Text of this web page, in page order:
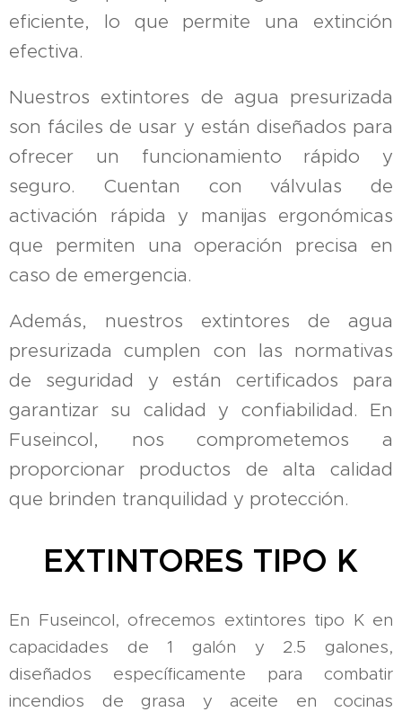
eficiente, lo que permite una extinción
efectiva.
Nuestros extintores de agua presurizada
son fáciles de usar y están diseñados para
ofrecer un funcionamiento rápido y
seguro. Cuentan con válvulas de
activación rápida y manijas ergonómicas
que permiten una operación precisa en
caso de emergencia.
Además, nuestros extintores de agua
presurizada cumplen con las normativas
de seguridad y están certificados para
garantizar su calidad y confiabilidad. En
Fuseincol, nos comprometemos a
proporcionar productos de alta calidad
que brinden tranquilidad y protección.
EXTINTORES TIPO K
En Fuseincol, ofrecemos extintores tipo K en
capacidades de 1 galón y 2.5 galones,
diseñados específicamente para combatir
incendios de grasa y aceite en cocinas